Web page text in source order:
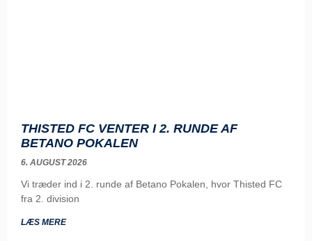
THISTED FC VENTER I 2. RUNDE AF
BETANO POKALEN
6. AUGUST 2026
Vi træder ind i 2. runde af Betano Pokalen, hvor Thisted FC
fra 2. division
LÆS MERE